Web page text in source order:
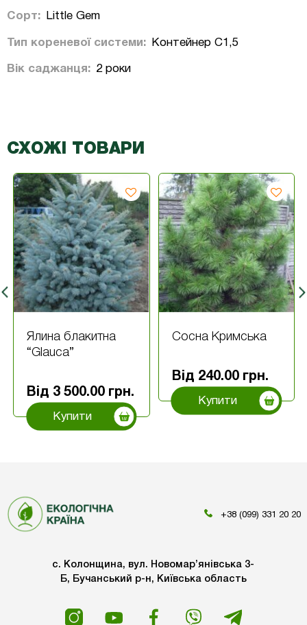
Сорт: Little Gem
Тип кореневої системи: Контейнер С1,5
Вік саджанця: 2 роки
СХОЖІ ТОВАРИ
Ялина блакитна
“Glauca”
Від 3 500.00 грн.
Купити
Сосна Кримська
Від 240.00 грн.
Купити
+38 (099) 331 20 20
с. Колонщина, вул. Новомар’янівська 3-
Б, Бучанський р-н, Київська область